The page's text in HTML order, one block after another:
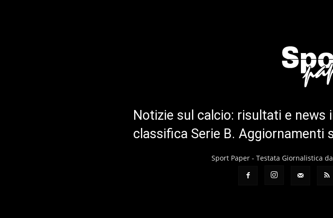
Notizie sul calcio: risultati e news
classifica Serie B. Aggiornamenti
Sport Paper - Testata Giornalistica